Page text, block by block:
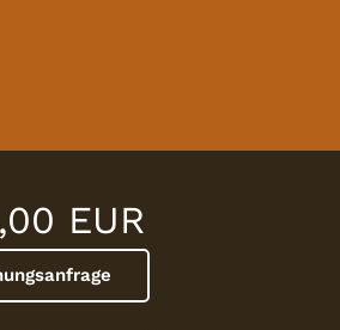
EUR